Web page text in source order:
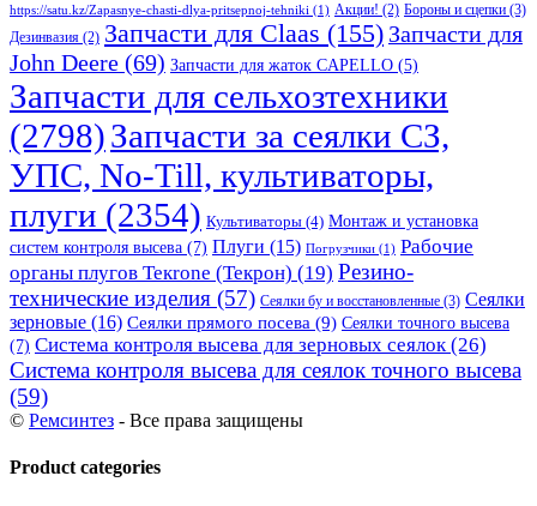
https://satu.kz/Zapasnye-chasti-dlya-pritsepnoj-tehniki (1) Акции! (2) Бороны и сцепки (3)
Дезинвазия (2) Запчасти для Claas (155) Запчасти для
John Deere (69) Запчасти для жаток CAPELLO (5)
Запчасти для сельхозтехники
(2798)Запчасти за сеялки СЗ,
УПС, No-Till, культиваторы,
плуги (2354) Культиваторы (4) Монтаж и установка
систем контроля высева (7) Плуги (15) Погрузчики (1) Рабочие
органы плугов Текrоne (Текрон) (19) Резино-
технические изделия (57) Сеялки бу и восстановленные (3) Сеялки
зерновые (16) Сеялки прямого посева (9) Сеялки точного высева
(7) Система контроля высева для зерновых сеялок(26)
Система контроля высева для сеялок точного высева
(59)
© Ремсинтез - Все права защищены
Product categories